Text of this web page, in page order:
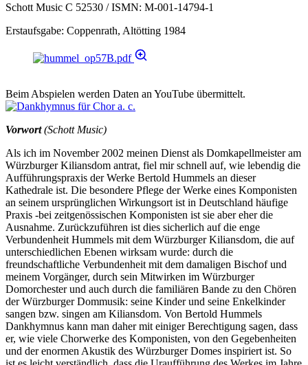
Schott Music C 52530 / ISMN: M-001-14794-1
Erstaufsgabe: Coppenrath, Altötting 1984
Beim Abspielen werden Daten an YouTube übermittelt.
Vorwort(Schott Music)
Als ich im November 2002 meinen Dienst als Domkapellmeister am
Würzburger Kiliansdom antrat, fiel mir schnell auf, wie lebendig die
Aufführungspraxis der Werke Bertold Hummels an dieser
Kathedrale ist. Die besondere Pflege der Werke eines Komponisten
an seinem ursprünglichen Wirkungsort ist in Deutschland häufige
Praxis -bei zeitgenössischen Komponisten ist sie aber eher die
Ausnahme. Zurückzuführen ist dies sicherlich auf die enge
Verbundenheit Hummels mit dem Würzburger Kiliansdom, die auf
unterschiedlichen Ebenen wirksam wurde: durch die
freundschaftliche Verbundenheit mit dem damaligen Bischof und
meinem Vorgänger, durch sein Mitwirken im Würzburger
Domorchester und auch durch die familiären Bande zu den Chören
der Würzburger Dommusik: seine Kinder und seine Enkelkinder
sangen bzw. singen am Kiliansdom. Von Bertold Hummels
Dankhymnus kann man daher mit einiger Berechtigung sagen, dass
er, wie viele Chorwerke des Komponisten, von den Gegebenheiten
und der enormen Akustik des Würzburger Domes inspiriert ist. So